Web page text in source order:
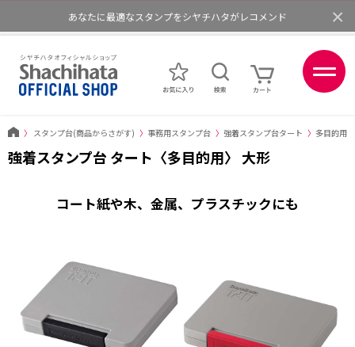
あなたに最適なスタンプをシヤチハタがレコメンド
〉 スタンプ台(商品からさがす) 〉 事務用スタンプ台 〉 強着スタンプ台タート 〉 多目的用
強着スタンプ台 タート〈多目的用〉 大形
×
コート紙や木、金属、プラスチックにも